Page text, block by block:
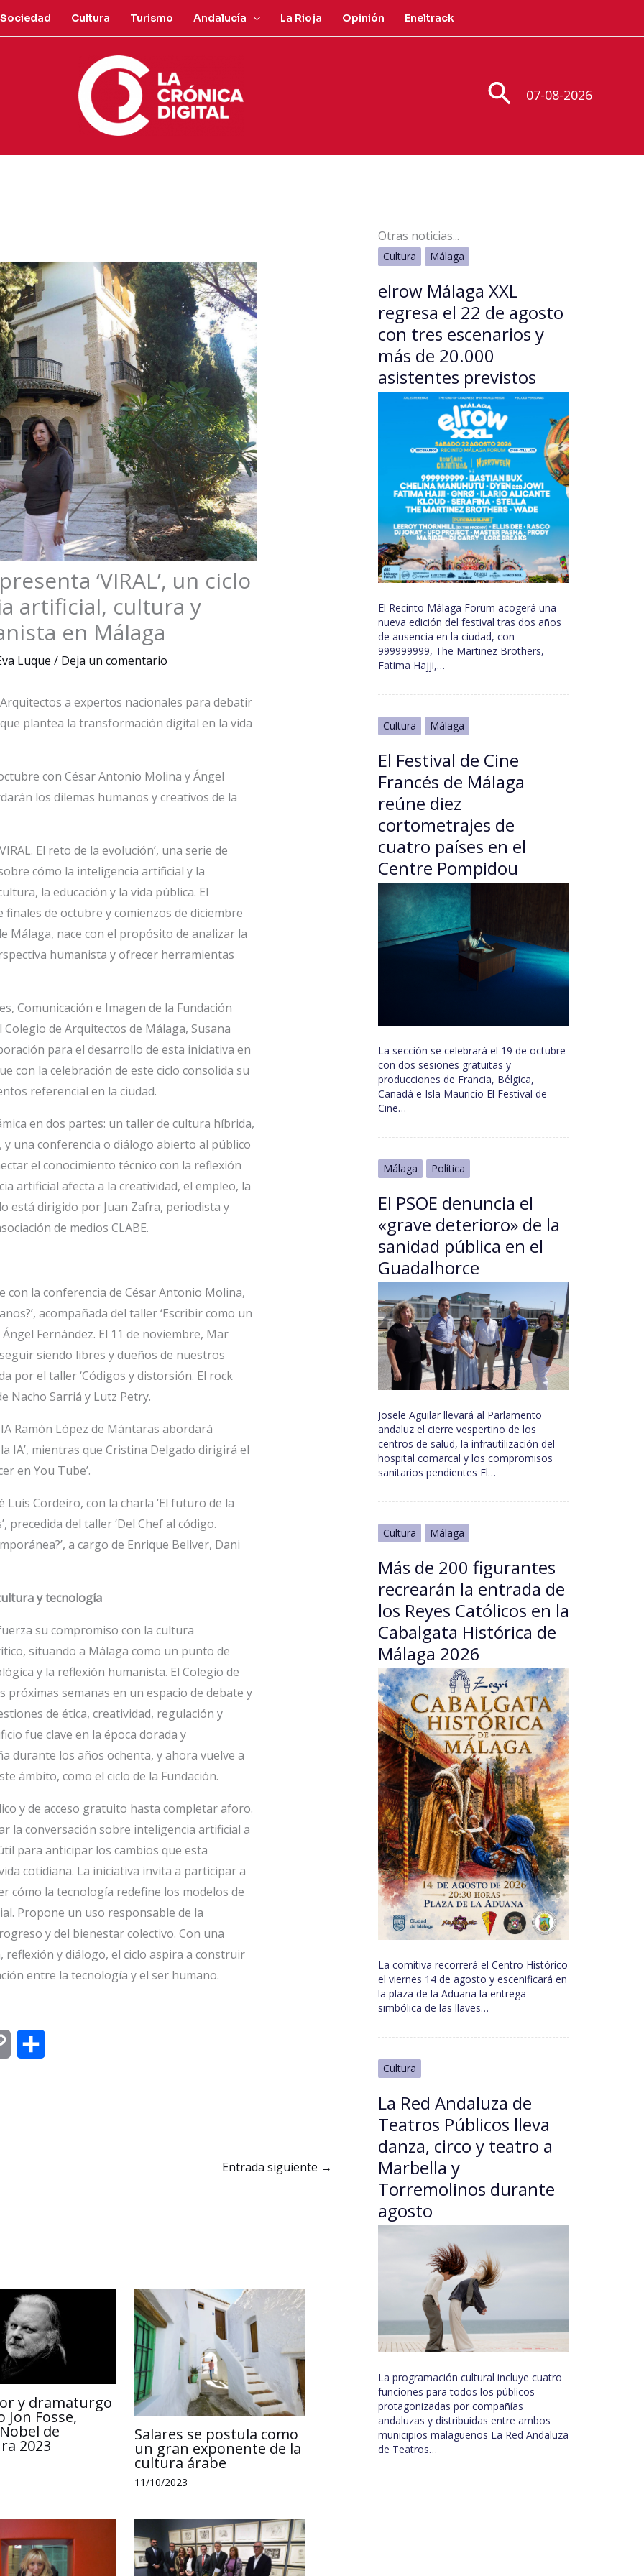
Sociedad Cultura Turismo Andalucía La Rioja Opinión Eneltrack
Buscar
07-08-2026
‘VIRAL’, un ciclo
artificial, cultura y
en Málaga
Luque / Deja un comentario
a expertos nacionales para debatir
plantea la transformación digital en la vida
con César Antonio Molina y Ángel
los dilemas humanos y creativos de la
El reto de la evolución’, una serie de
cómo la inteligencia artificial y la
la educación y la vida pública. El
de octubre y comienzos de diciembre
Málaga, nace con el propósito de analizar la
humanista y ofrecer herramientas
Comunicación e Imagen de la Fundación
Colegio de Arquitectos de Málaga, Susana
para el desarrollo de esta iniciativa en
con la celebración de este ciclo consolida su
referencial en la ciudad.
en dos partes: un taller de cultura híbrida,
y una conferencia o diálogo abierto al público
el conocimiento técnico con la reflexión
artificial afecta a la creatividad, el empleo, la
está dirigido por Juan Zafra, periodista y
de medios CLABE.
con la conferencia de César Antonio Molina,
acompañada del taller ‘Escribir como un
Fernández. El 11 de noviembre, Mar
siendo libres y dueños de nuestros
por el taller ‘Códigos y distorsión. El rock
Nacho Sarriá y Lutz Petry.
Ramón López de Mántaras abordará
IA’, mientras que Cristina Delgado dirigirá el
en You Tube’.
Luis Cordeiro, con la charla ‘El futuro de la
precedida del taller ‘Del Chef al código.
a cargo de Enrique Bellver, Dani
y tecnología
su compromiso con la cultura
situando a Málaga como un punto de
y la reflexión humanista. El Colegio de
semanas en un espacio de debate y
de ética, creatividad, regulación y
fue clave en la época dorada y
durante los años ochenta, y ahora vuelve a
ámbito, como el ciclo de la Fundación.
y de acceso gratuito hasta completar aforo.
la conversación sobre inteligencia artificial a
para anticipar los cambios que esta
cotidiana. La iniciativa invita a participar a
cómo la tecnología redefine los modelos de
Propone un uso responsable de la
y del bienestar colectivo. Con una
y diálogo, el ciclo aspira a construir
entre la tecnología y el ser humano.
Entrada siguiente →
y dramaturgo
Jon Fosse,
de
2023
Salares se postula como
un gran exponente de la
cultura árabe
11/10/2023
Otras noticias...
Cultura Málaga
elrow Málaga XXL
regresa el 22 de agosto
con tres escenarios y
más de 20.000
asistentes previstos
El Recinto Málaga Forum acogerá una
nueva edición del festival tras dos años
de ausencia en la ciudad, con
999999999, The Martinez Brothers,
Fatima Hajji,…
Cultura Málaga
El Festival de Cine
Francés de Málaga
reúne diez
cortometrajes de
cuatro países en el
Centre Pompidou
La sección se celebrará el 19 de octubre
con dos sesiones gratuitas y
producciones de Francia, Bélgica,
Canadá e Isla Mauricio El Festival de
Cine…
Málaga Política
El PSOE denuncia el
«grave deterioro» de la
sanidad pública en el
Guadalhorce
Josele Aguilar llevará al Parlamento
andaluz el cierre vespertino de los
centros de salud, la infrautilización del
hospital comarcal y los compromisos
sanitarios pendientes El…
Cultura Málaga
Más de 200 figurantes
recrearán la entrada de
los Reyes Católicos en la
Cabalgata Histórica de
Málaga 2026
La comitiva recorrerá el Centro Histórico
el viernes 14 de agosto y escenificará en
la plaza de la Aduana la entrega
simbólica de las llaves…
Cultura
La Red Andaluza de
Teatros Públicos lleva
danza, circo y teatro a
Marbella y
Torremolinos durante
agosto
La programación cultural incluye cuatro
funciones para todos los públicos
protagonizadas por compañías
andaluzas y distribuidas entre ambos
municipios malagueños La Red Andaluza
de Teatros…